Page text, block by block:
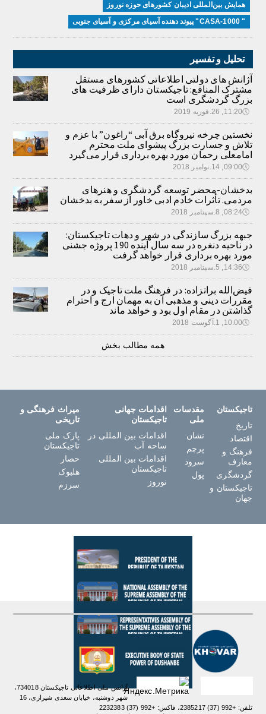
همایش بین‌المللی ادیبان کشور‌های حوزه نوروز
" CASA-1000" پیوند دهنده آسیای مرکزی و آسیای جنوبی
تحلیل و تفسیر
آژانش های دولتی اطلاعاتی کشورهای مستقل
مشترک المنافع: تاجیکستان دارای ظرفیت های
بزرگ گردشگری است
🕔11:20, 26.فوریه 2019
نخستین چرخه نیروگاه برق آبی “راغون” با عزم و
تلاش و جسارت بزرگ پیشوای ملت محترم
امامعلی رحمان مورد بهره برداری قرار می‌گیرد
🕔09:00, 14.نوامبر 2018
بدخشان-محضر توسعه گردشگری و هنرهای
مردمی. تأثرات خادم ادبی خاور از سفر به بدخشان
🕔08:24, 8.سپتامبر 2018
جبهه بزرگ سازندگی در شهر و دهات تاجیکستان:
در ناحیه دنغره در سه سال آینده 190 پروژه جشنی
مورد بهره برداری قرار خواهد گرفت
🕔14:36, 5.سپتامبر 2018
فیض‌الله براتزاده: در فرهنگ ملت تاجیک و در
مقررات دینی و مذهبی آن به مهمان ارج و احترام
گذاشتن در مقام اول بود و خواهد ماند
🕔10:00, 1.آگوست 2018
همه مطالب بخش
تاجیکستان
تاریخ
اقتصاد
فرهنگ و
معارف
گردشگری
تاجیکستان و
جهان
مقدسات
ملی
نشان
پرچم
سرود
پول
اقدامات جهانی
تاجیکستان
اقدامات بین المللی در
ساحه آب
اقدامات بین المللی
تاجیکستان
نوروز
میراث فرهنگی و
تاریخی
پارک ملی
تاجیکستان
حصار
هلبوک
سرزم
آژانس ملی اطلاعاتی تاجیکستان 734018،
شهر دوشنبه، خیابان سعدی شیرازی، 16
تلفن: +992 (37) 2385217، فاکس: +992 (37) 2232383